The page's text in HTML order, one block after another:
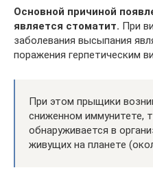
Основной причиной
является стоматит. При
заболевания высыпания
поражения герпетическим
При этом прыщики
сниженном иммунитете,
обнаруживается в
живущих на планете